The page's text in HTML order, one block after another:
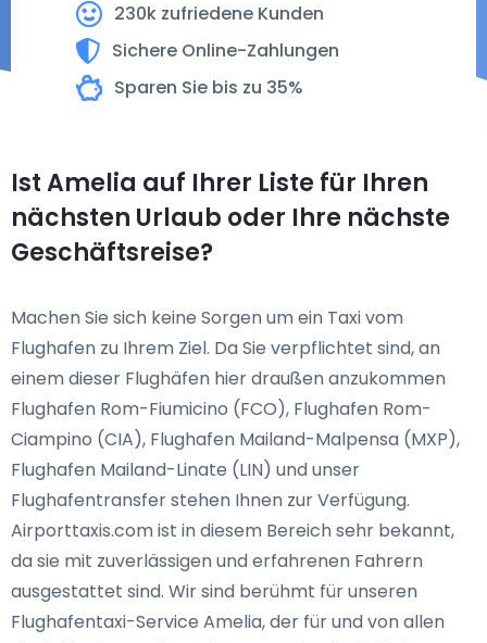
230k zufriedene Kunden
Sichere Online-Zahlungen
Sparen Sie bis zu 35%
Ist Amelia auf Ihrer Liste für Ihren
nächsten Urlaub oder Ihre nächste
Geschäftsreise?
Machen Sie sich keine Sorgen um ein Taxi vom
Flughafen zu Ihrem Ziel. Da Sie verpflichtet sind, an
einem dieser Flughäfen hier draußen anzukommen
Flughafen Rom-Fiumicino (FCO), Flughafen Rom-
Ciampino (CIA), Flughafen Mailand-Malpensa (MXP),
Flughafen Mailand-Linate (LIN) und unser
Flughafentransfer stehen Ihnen zur Verfügung.
Airporttaxis.com ist in diesem Bereich sehr bekannt,
da sie mit zuverlässigen und erfahrenen Fahrern
ausgestattet sind. Wir sind berühmt für unseren
Flughafentaxi-Service Amelia, der für und von allen